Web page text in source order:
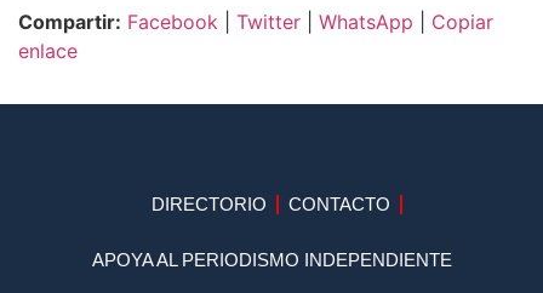
Compartir: Facebook Twitter WhatsApp
Copiar
enlace
DIRECTORIO CONTACTO
APOYA AL PERIODISMO INDEPENDIENTE